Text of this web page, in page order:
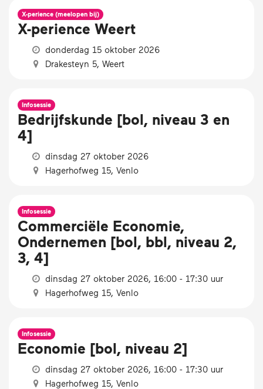
X-perience (meelopen bij)
X-perience Weert
donderdag 15 oktober 2026
Drakesteyn 5, Weert
Infosessie
Bedrijfskunde [bol, niveau 3 en
4]
dinsdag 27 oktober 2026
Hagerhofweg 15, Venlo
Infosessie
Commerciële Economie,
Ondernemen [bol, bbl, niveau 2,
3, 4]
dinsdag 27 oktober 2026, 16:00 - 17:30 uur
Hagerhofweg 15, Venlo
Infosessie
Economie [bol, niveau 2]
dinsdag 27 oktober 2026, 16:00 - 17:30 uur
Hagerhofweg 15, Venlo